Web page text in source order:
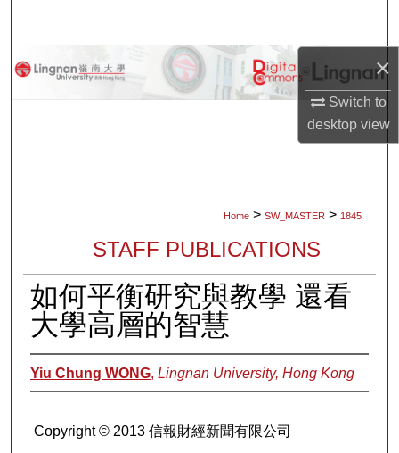
×
Switch to
desktopview
Browse Collections
Home > SW_MASTER > 1845
STAFF PUBLICATIONS
如何平衡研究與教學 還看
大學高層的智慧
Yiu Chung WONG, Lingnan University, Hong Kong
Copyright © 2013 信報財經新聞有限公司